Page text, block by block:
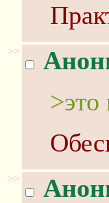
>>
>это
>>